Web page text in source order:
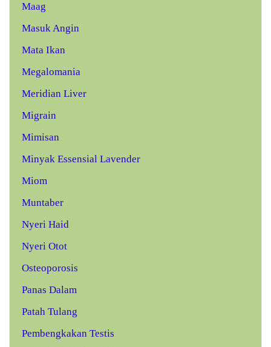
Maag
Masuk Angin
Mata Ikan
Megalomania
Meridian Liver
Migrain
Mimisan
Minyak Essensial Lavender
Miom
Muntaber
Nyeri Haid
Nyeri Otot
Osteoporosis
Panas Dalam
Patah Tulang
Pembengkakan Testis